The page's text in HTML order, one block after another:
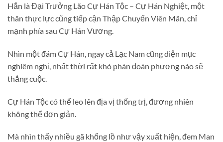
Hắn là Đại Trưởng Lão Cự Hán Tộc – Cự Hán Nghiệt, một
thân thực lực cũng tiếp cận Thập Chuyển Viên Mãn, chỉ
mạnh phía sau Cự Hán Vương.
Nhìn một đám Cự Hán, ngay cả Lạc Nam cũng diện mục
nghiêm nghị, nhất thời rất khó phán đoán phương nào sẽ
thắng cuộc.
Cự Hán Tộc có thể leo lên địa vị thống trị, đương nhiên
không thể đơn giản.
Mà nhìn thấy nhiều gã khổng lồ như vậy xuất hiện, đem Man